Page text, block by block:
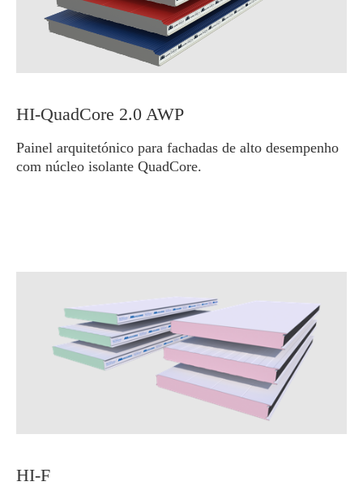
HI-QuadCore 2.0 AWP
Painel arquitetónico para fachadas de alto desempenho
com núcleo isolante QuadCore.
HI-F